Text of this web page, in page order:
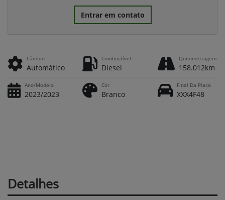
Entrar em contato
Câmbio
Automático
Combustível
Diesel
Quilometragem
158.012km
Ano/Modelo
2023/2023
Cor
Branco
Final Da Placa
XXX4F48
Detalhes